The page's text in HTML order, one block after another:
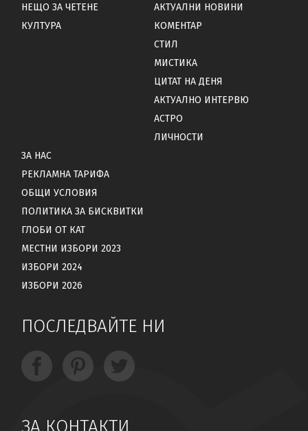
НЕЩО ЗА ЧЕТЕНЕ
КУЛТУРА
АКТУАЛНИ НОВИНИ
КОМЕНТАР
СТИЛ
МИСТИКА
ЦИТАТ НА ДЕНЯ
АКТУАЛНО ИНТЕРВЮ
АСТРО
ЛИЧНОСТИ
ЗА НАС
РЕКЛАМНА ТАРИФА
ОБЩИ УСЛОВИЯ
ПОЛИТИКА ЗА БИСКВИТКИ
ГЛОБИ ОТ КАТ
МЕСТНИ ИЗБОРИ 2023
ИЗБОРИ 2024
ИЗБОРИ 2026
ПОСЛЕДВАЙТЕ НИ
ЗА КОНТАКТИ